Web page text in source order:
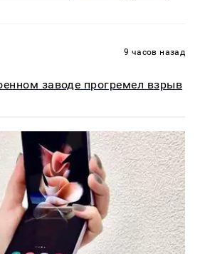
9 часов назад
заводе прогремел взрыв